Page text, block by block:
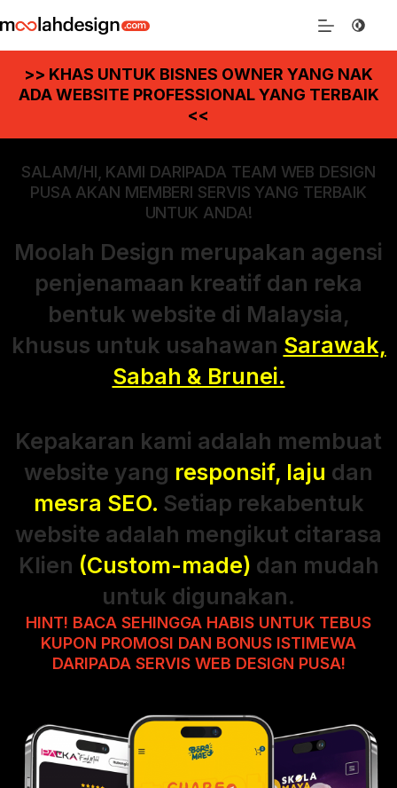
>> KHAS UNTUK BISNES OWNER YANG NAK
ADA WEBSITE PROFESSIONAL YANG TERBAIK
<<
SALAM/HI, KAMI DARIPADA TEAM WEB DESIGN
PUSA AKAN MEMBERI SERVIS YANG TERBAIK
UNTUK ANDA!
Moolah Design merupakan agensi
penjenamaan kreatif dan reka
bentuk website di Malaysia,
khusus untuk usahawan Sarawak,
Sabah & Brunei.
Kepakaran kami adalah membuat
website yang responsif, laju dan
mesra SEO. Setiap rekabentuk
website adalah mengikut citarasa
Klien (Custom-made) dan mudah
untuk digunakan.
HINT! BACA SEHINGGA HABIS UNTUK TEBUS
KUPON PROMOSI DAN BONUS ISTIMEWA
DARIPADA SERVIS WEB DESIGN PUSA!